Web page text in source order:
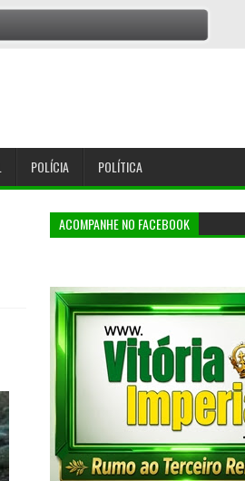
POLÍCIA POLÍTICA
ACOMPANHE NO FACEBOOK